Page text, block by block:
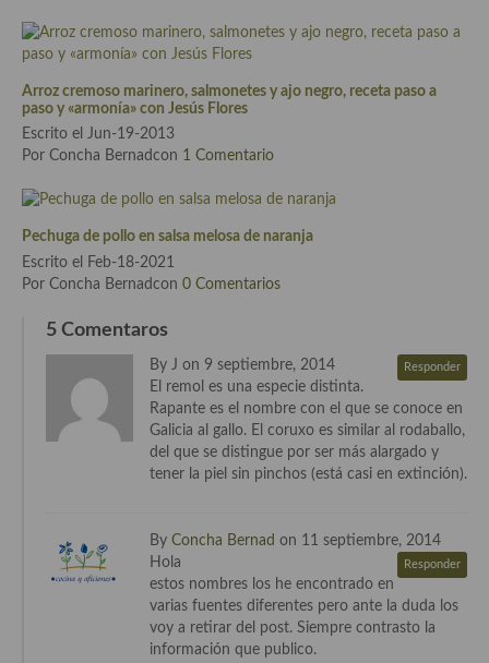
Cocina de Guatemala
Cocina Ecuatoriana
Cocina Jamaicana
Cocina Mexicana
Cocina peruana
Cocina de Oriente Medio
Cocina israelí
Cocina Armenia
Cocina de Egipto
Arroz cremoso marinero, salmonetes y ajo negro, receta paso a
paso y «armonía» con Jesús Flores
Escrito el Jun-19-2013
Por Concha Bernadcon 1 Comentario
Pechuga de pollo en salsa melosa de naranja
Escrito el Feb-18-2021
Por Concha Bernadcon 0 Comentarios
5 Comentaros
By J on 9 septiembre, 2014 Responder
El remol es una especie distinta.
Rapante es el nombre con el que se conoce en
Galicia al gallo. El coruxo es similar al rodaballo,
del que se distingue por ser más alargado y
tener la piel sin pinchos (está casi en extinción).
By Concha Bernad on 11 septiembre, 2014
Responder
Hola
estos nombres los he encontrado en
varias fuentes diferentes pero ante la duda los
voy a retirar del post. Siempre contrasto la
información que publico.